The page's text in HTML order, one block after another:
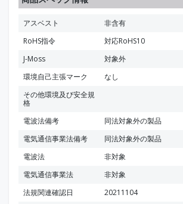
アスベスト
非含有
RoHS指令
対応RoHS10
J-Moss
対象外
環境自己主張マーク
なし
その他環境及び安全規
格
電波法備考
同法対象外の製品
電気通信事業法備考
同法対象外の製品
電波法
非対象
電気通信事業法
非対象
法規関連確認日
20211104